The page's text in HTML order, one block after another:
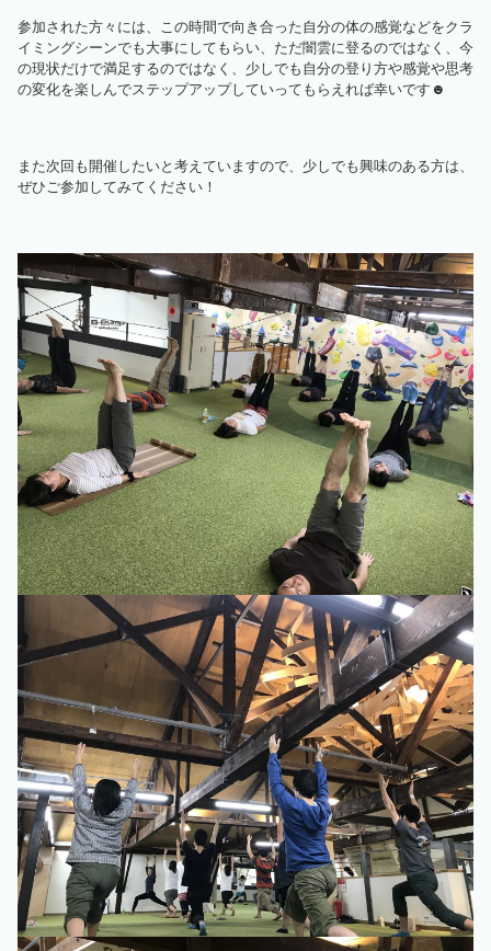
参加された方々には、この時間で向き合った自分の体の感覚などをクラ
イミングシーンでも大事にしてもらい、ただ闇雲に登るのではなく、今
の現状だけで満足するのではなく、少しでも自分の登り方や感覚や思考
の変化を楽しんでステップアップしていってもらえれば幸いです☻
また次回も開催したいと考えていますので、少しでも興味のある方は、
ぜひご参加してみてください！